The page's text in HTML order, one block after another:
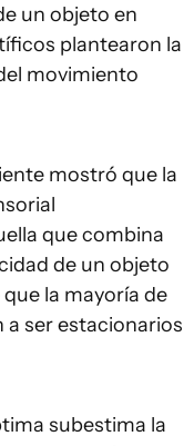
un objeto en
plantearon la
movimiento
mostró que la
que combina
de un objeto
la mayoría de
ser estacionarios
subestima la